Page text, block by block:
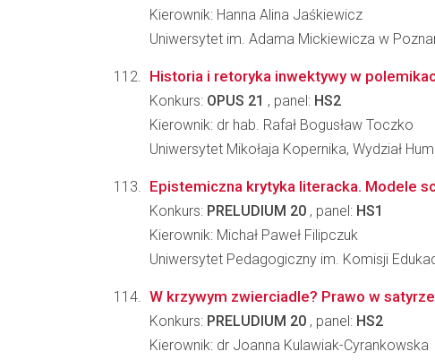
Kierownik: Hanna Alina Jaśkiewicz
Uniwersytet im. Adama Mickiewicza w
Historia i retoryka inwektywy w
Konkurs: OPUS 21 , panel: HS2
Kierownik: dr hab. Rafał Bogusław Toczko
Uniwersytet Mikołaja Kopernika, Wydział
Epistemiczna krytyka literacka. Modele
Konkurs: PRELUDIUM 20 , panel: HS1
Kierownik: Michał Paweł Filipczuk
Uniwersytet Pedagogiczny im. Komisji
W krzywym zwierciadle? Prawo w
Konkurs: PRELUDIUM 20 , panel: HS2
Kierownik: dr Joanna Kulawiak-Cyrankowska